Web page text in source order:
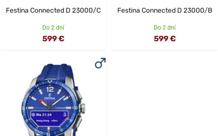
Festina Connected D 23000/C
Do 2 dní
599 €
Festina Connected D 23000/B
Do 2 dní
599 €